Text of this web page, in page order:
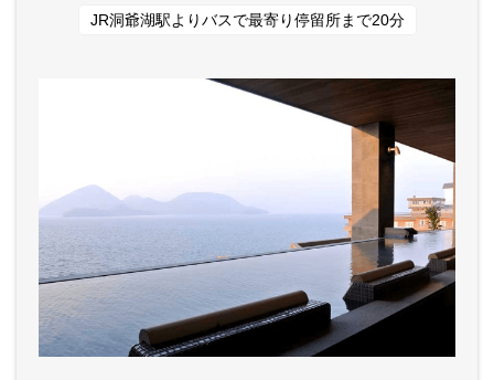
JR洞爺湖駅よりバスで最寄り停留所まで20分